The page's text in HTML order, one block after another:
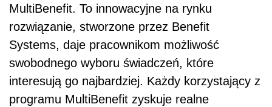
MultiBenefit. To innowacyjne na rynku
rozwiązanie, stworzone przez Benefit
Systems, daje pracownikom możliwość
swobodnego wyboru świadczeń, które
interesują go najbardziej. Każdy korzystający z
programu MultiBenefit zyskuje realne